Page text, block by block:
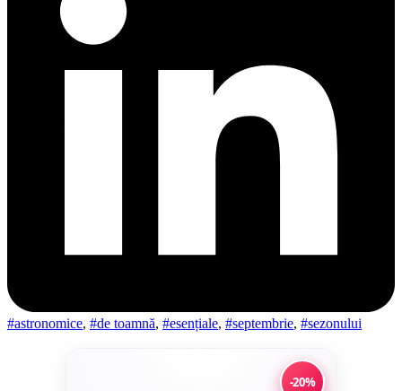
#astronomice, #de toamnă, #esențiale, #septembrie, #sezonului
-20%